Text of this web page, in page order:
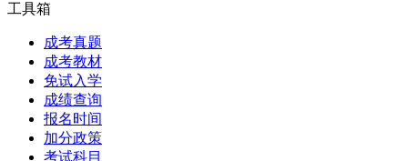
工具箱
成考真题
成考教材
免试入学
成绩查询
报名时间
加分政策
考试科目